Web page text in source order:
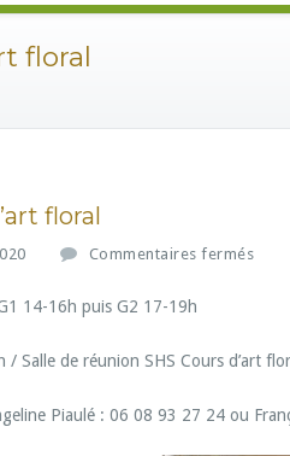
floral
floral
Commentaires fermés
o
u
s
14-16h puis G2 17-19h
/ Salle de réunion SHS Cours d’art
Piaulé : 06 08 93 27 24 ou